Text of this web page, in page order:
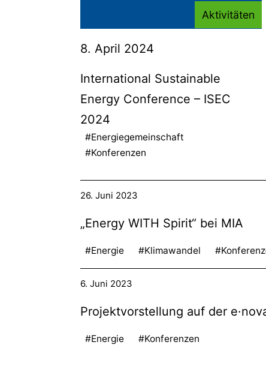
Aktivitäten
8. April 2024
International Sustainable
Energy Conference – ISEC
2024
#Energiegemeinschaft
#Konferenzen
26. Juni 2023
„Energy WITH Spirit“ bei MIA
#Energie #Klimawandel
6. Juni 2023
Projektvorstellung auf der
#Energie #Konferenzen